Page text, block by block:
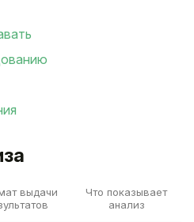
выдачи
Что показывает
анализ